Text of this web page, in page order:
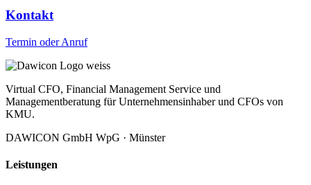
Kontakt
Termin oder Anruf
Virtual CFO, Financial Management Service und
Managementberatung für Unternehmensinhaber und CFOs von
KMU.
DAWICON GmbH WpG · Münster
Leistungen